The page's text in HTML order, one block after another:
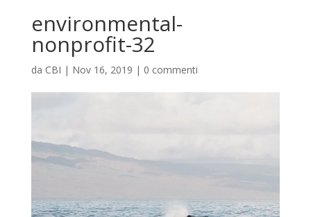
environmental-
nonprofit-32
da CBI | Nov 16, 2019 | 0 commenti